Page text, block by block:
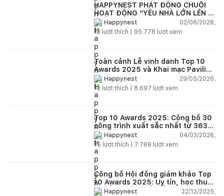
HAPPYNEST PHÁT ĐỘNG CHUỖI
HOẠT ĐỘNG “YÊU NHÀ LỚN LÊN -
HAPPYNEST GROWING HOME”
Happynest
02/06/2026,
13 lượt thích | 95.778 lượt xem
Toàn cảnh Lễ vinh danh Top 10
Awards 2025 và Khai mạc Pavilion
“Dong buồm”
Happynest
29/05/2026,
13 lượt thích | 8.697 lượt xem
Top 10 Awards 2025: Công bố 30
công trình xuất sắc nhất từ 363
đồ án dự thi trên toàn quốc
Happynest
04/03/2026,
15 lượt thích | 7.769 lượt xem
Công bố Hội đồng giám khảo Top
10 Awards 2025: Uy tín, học thuật
và tầm nhìn thiết kế mới
Happynest
22/12/2025,